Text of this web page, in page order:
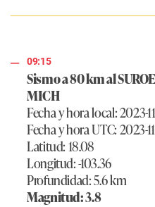
09:15
Sismo a 80 km al
MICH
Fecha y hora local: 2023-
Fecha y hora UTC: 2023-
Latitud: 18.08
Longitud: -103.36
Profundidad: 5.6 km
Magnitud: 3.8